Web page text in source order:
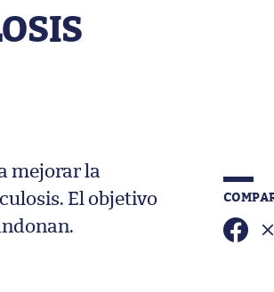
mejorar la
El objetivo